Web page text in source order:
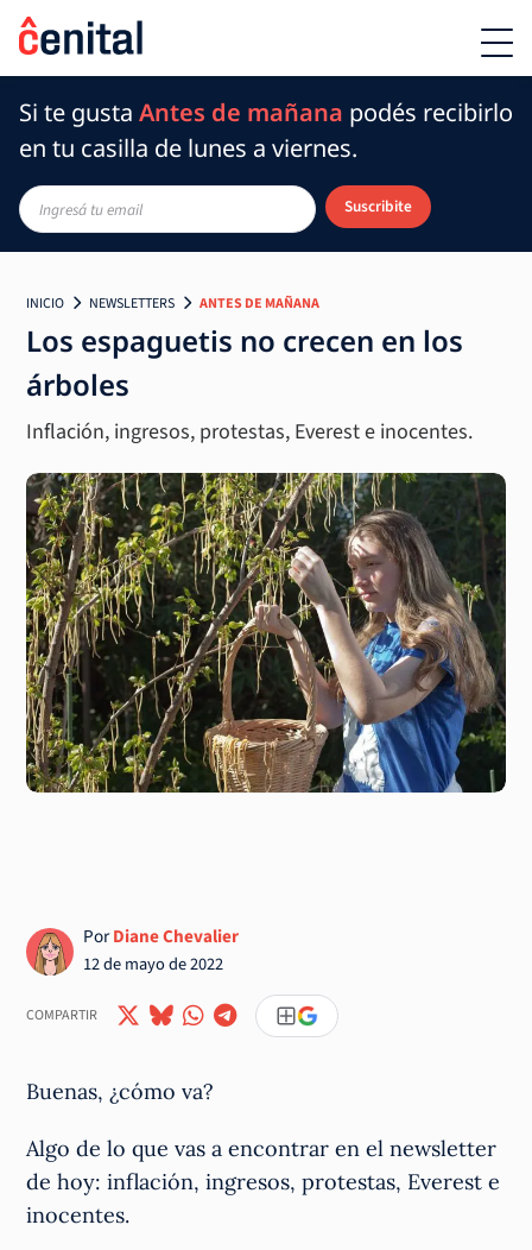
Si te gusta Antes de mañana podés recibirlo
en tu casilla de lunes a viernes.
Suscribite
INICIO NEWSLETTERS ANTES DE MAÑANA
Los espaguetis no crecen en los
árboles
Inflación, ingresos, protestas, Everest e inocentes.
PorDiane Chevalier
12 de mayo de 2022
COMPARTIR
Buenas, ¿cómo va?
Algo de lo que vas a encontrar en el newsletter
de hoy: inflación, ingresos, protestas, Everest e
inocentes.